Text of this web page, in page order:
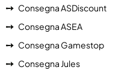
Consegna ASDiscount
Consegna ASEA
Consegna Gamestop
Consegna Jules